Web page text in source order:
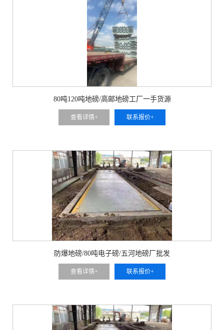
80吨120吨地磅/高邮地磅工厂一手货源
查看详情+ 联系报价+
防爆地磅/80吨电子磅/五河地磅厂批发
查看详情+ 联系报价+